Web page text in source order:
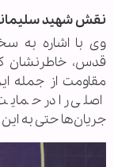
نقش شهید
وی با اشاره به
قدس، خاطرنشان
مقاومت از جمله
اصلی را در
جریان‌ها حتی به